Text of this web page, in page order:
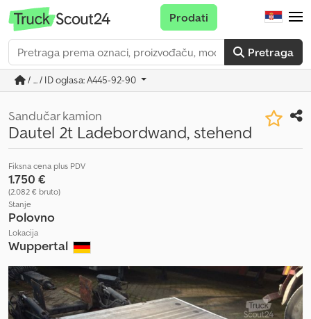
Pretraga
Prodati
/ ... / ID oglasa: A445-92-90
Sandučar kamion
Dautel 2t Ladebordwand, stehend
Fiksna cena plus PDV
1.750 €
(2.082 € bruto)
Stanje
Polovno
Lokacija
Wuppertal